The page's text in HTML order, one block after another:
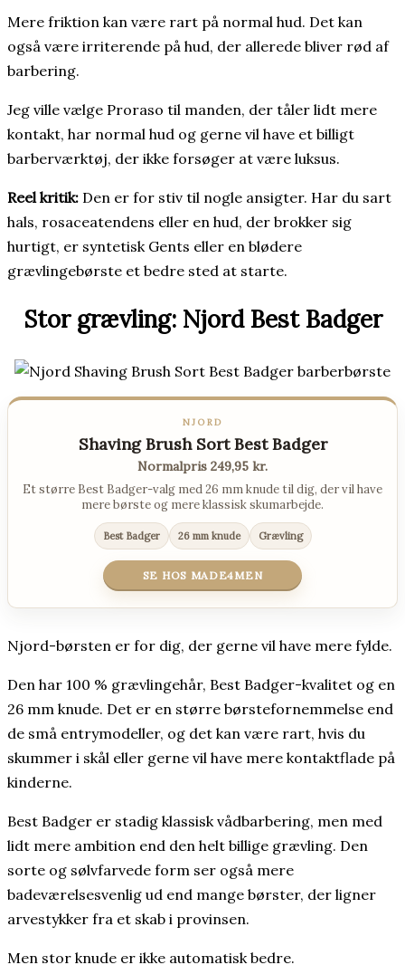
Mere friktion kan være rart på normal hud. Det kan
også være irriterende på hud, der allerede bliver rød af
barbering.
Jeg ville vælge Proraso til manden, der tåler lidt mere
kontakt, har normal hud og gerne vil have et billigt
barberværktøj, der ikke forsøger at være luksus.
Reel kritik: Den er for stiv til nogle ansigter. Har du sart
hals, rosaceatendens eller en hud, der brokker sig
hurtigt, er syntetisk Gents eller en blødere
grævlingebørste et bedre sted at starte.
Stor grævling: Njord Best Badger
NJORD
Shaving Brush Sort Best Badger
Normalpris 249,95 kr.
Et større Best Badger-valg med 26 mm knude til dig, der vil have
mere børste og mere klassisk skumarbejde.
Best Badger 26 mm knude Grævling
SE HOS MADE4MEN
Njord-børsten er for dig, der gerne vil have mere fylde.
Den har 100 % grævlingehår, Best Badger-kvalitet og en
26 mm knude. Det er en større børstefornemmelse end
de små entrymodeller, og det kan være rart, hvis du
skummer i skål eller gerne vil have mere kontaktflade på
kinderne.
Best Badger er stadig klassisk vådbarbering, men med
lidt mere ambition end den helt billige grævling. Den
sorte og sølvfarvede form ser også mere
badeværelsesvenlig ud end mange børster, der ligner
arvestykker fra et skab i provinsen.
Men stor knude er ikke automatisk bedre.